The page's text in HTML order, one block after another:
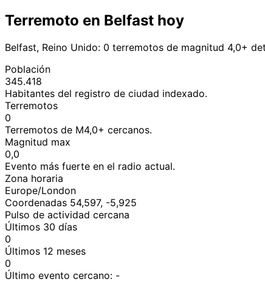
Terremoto en Belfast hoy
Belfast, Reino Unido: 0 terremotos de magnitud 4,0+
Población
345.418
Habitantes del registro de ciudad indexado.
Terremotos
0
Terremotos de M4,0+ cercanos.
Magnitud max
0,0
Evento más fuerte en el radio actual.
Zona horaria
Europe/London
Coordenadas 54,597, -5,925
Pulso de actividad cercana
Últimos 30 días
0
Últimos 12 meses
0
Último evento cercano: -